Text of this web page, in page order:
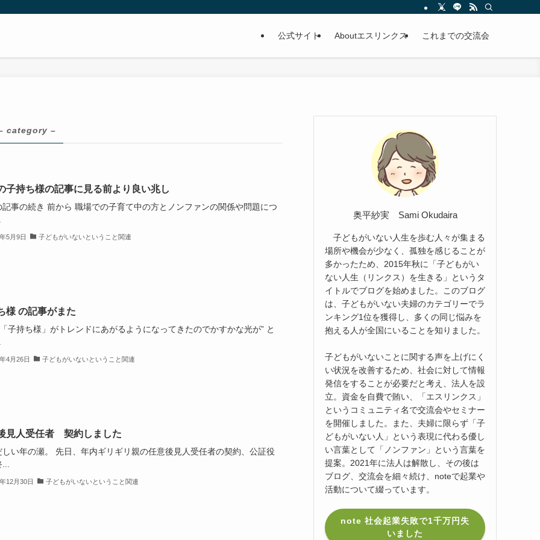
公式サイト Aboutエスリンクス これまでの交流会
category –
子持ち様の記事に見る前より良い兆し
記事の続き 前から 職場での子育て中の方とノンファンの関係や問題につ
5月9日 子どもがいないということ関連
様 の記事がまた
子持ち様」がトレンドにあがるようになってきたのでかすかな光が” と
4月26日 子どもがいないということ関連
見人受任者 契約しました
しい年の瀬。 先日、年内ギリギリ親の任意後見人受任者の契約、公証役
12月30日 子どもがいないということ関連
奥平紗実 Sami Okudaira
子どもがいない人生を歩む人々が集まる
場所や機会が少なく、孤独を感じることが
多かったため、2015年秋に「子どもがい
ない人生（リンクス）を生きる」というタ
イトルでブログを始めました。このブログ
は、子どもがいない夫婦のカテゴリーでラ
ンキング1位を獲得し、多くの同じ悩みを
抱える人が全国にいることを知りました。
子どもがいないことに関する声を上げにく
い状況を改善するため、社会に対して情報
発信をすることが必要だと考え、法人を設
立。資金を自費で賄い、「エスリンクス」
というコミュニティ名で交流会やセミナー
を開催しました。また、夫婦に限らず「子
どもがいない人」という表現に代わる優し
い言葉として「ノンファン」という言葉を
提案。2021年に法人は解散し、その後は
ブログ、交流会を細々続け、noteで起業や
活動について綴っています。
note 社会起業失敗で1千万円失
いました